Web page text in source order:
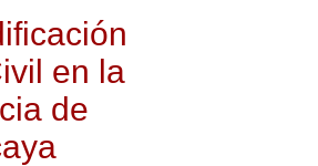
en la
de